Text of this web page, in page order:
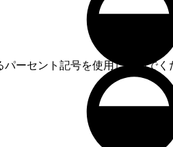
ーセント記号を使用しないで